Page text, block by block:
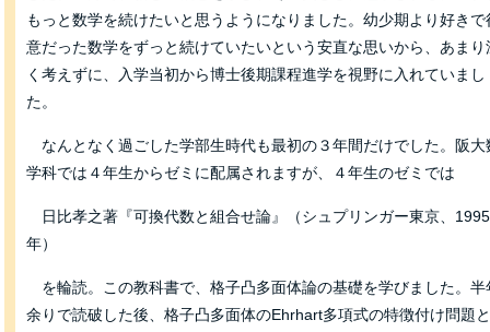
もっと数学を続けたいと思うようになりました。幼少期より好きで
意だった数学をずっと続けていたいという安直な思いから、あまり
く考えずに、入学当初から博士後期課程進学を視野に入れていまし
た。
なんとなく過ごした学部生時代も最初の３年間だけでした。阪大
学科では４年生からゼミに配属されますが、４年生のゼミでは
日比孝之著『可換代数と組合せ論』（シュプリンガー東京、1995
年）
を輪読。この教科書で、格子凸多面体論の基礎を学びました。半
余りで読破した後、格子凸多面体のEhrhart多項式の特徴付け問題